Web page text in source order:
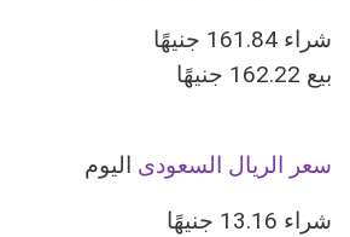
شراء 161.84 جنيهًا
بيع 162.22 جنيهًا
سعر الريال السعودى اليوم
شراء 13.16 جنيهًا